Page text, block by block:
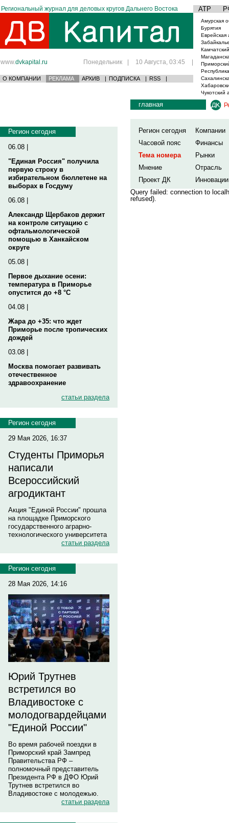
Региональный журнал для деловых кругов Дальнего Востока АТР
www.dvkapital.ru Понедельник | 10 Августа, 03:45 |
О КОМПАНИИ РЕКЛАМА АРХИВ | ПОДПИСКА | RSS |
Амурская
Бурятия
Еврейская
Чукотский
Регион сегодня
06.08 |
"Единая Россия" получила
первую строку в
избирательном бюллетене на
выборах в Госдуму
06.08 |
Александр Щербаков держит
на контроле ситуацию с
офтальмологической
помощью в Ханкайском
округе
05.08 |
Первое дыхание осени:
температура в Приморье
опустится до +8 °C
04.08 |
Жара до +35: что ждет
Приморье после тропических
дождей
03.08 |
Москва помогает развивать
отечественное
здравоохранение
статьи раздела
Регион сегодня
29 Мая 2026, 16:37
Студенты Приморья
написали
Всероссийский
агродиктант
Акция "Единой России" прошла
на площадке Приморского
государственного аграрно-
технологического университета
статьи раздела
Регион сегодня
28 Мая 2026, 14:16
Юрий Трутнев
встретился во
Владивостоке с
молодогвардейцами
"Единой России"
Во время рабочей поездки в
Приморский край Зампред
Правительства РФ –
полномочный представитель
Президента РФ в ДФО Юрий
Трутнев встретился во
Владивостоке с молодежью.
статьи раздела
главная
Регион сегодня
Компании
Часовой пояс
Финансы
Тема номера
Рынки
Мнение
Отрасль
Проект ДК
Инновации
Query failed: connection to
refused).